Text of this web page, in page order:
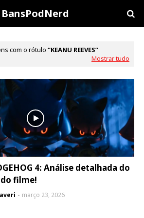
BansPodNerd
com o rótulo
KEANU REEVES
Mostrar tudo
4: Análise detalhada do
filme!
março 23, 2026